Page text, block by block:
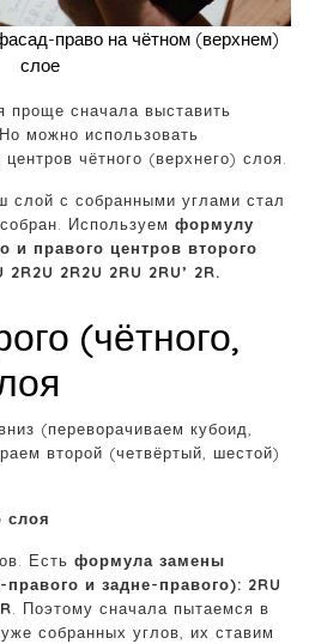
право на чётном (верхнем)
слое
проще сначала выставить
можно использовать
чётного (верхнего) слоя.
слой с собранными углами стал
Используем формулу
и правого центров второго
2R2U 2RU 2RU’ 2R.
(чётного,
(переворачиваем кубоид,
второй (четвёртый, шестой)
слоя
Есть формула замены
и задне-правого): 2RU
. Поэтому сначала пытаемся в
собранных углов, их ставим